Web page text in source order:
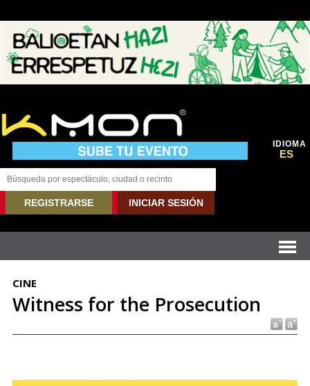
IDIOMA
ES
REGISTRARSE INICIAR SESIÓN
CINE
Witness for the Prosecution